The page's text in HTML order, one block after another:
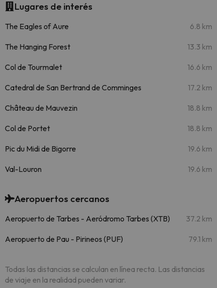
Lugares de interés
The Eagles of Aure 6.8 km
The Hanging Forest 13.3 km
Col de Tourmalet 16.6 km
Catedral de San Bertrand de Comminges 17.2 km
Château de Mauvezin 18.8 km
Col de Portet 18.8 km
Pic du Midi de Bigorre 19.6 km
Val-Louron 19.6 km
Aeropuertos cercanos
Aeropuerto de Tarbes - Aeródromo Tarbes (XTB) 37.2 km
Aeropuerto de Pau - Pirineos (PUF) 79.1 km
Todas las distancias se calculan en línea recta. Las distancias
de viaje en la realidad pueden variar.